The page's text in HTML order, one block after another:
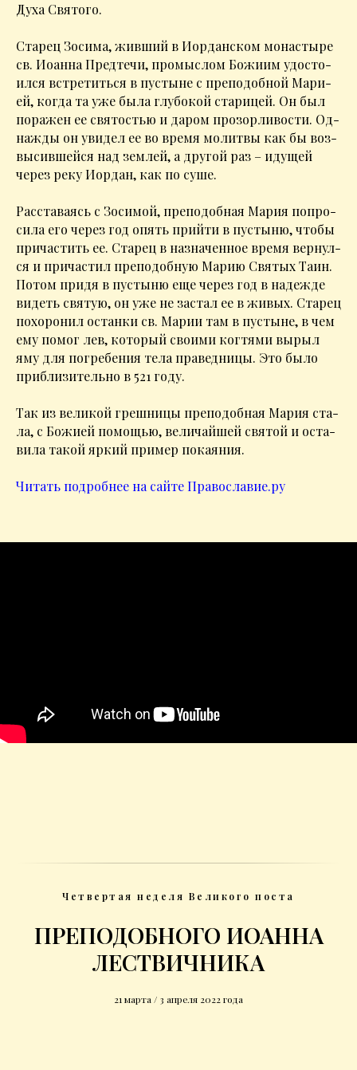
Ду­ха Свя­то­го.
Ста­рец Зо­си­ма, жив­ший в Иор­дан­ском мо­на­сты­ре
св. Иоан­на Пред­те­чи, про­мыс­лом Бо­жи­им удо­сто­
ил­ся встре­тить­ся в пу­стыне с пре­по­доб­ной Ма­ри­
ей, ко­гда та уже бы­ла глу­бо­кой ста­ри­цей. Он был
по­ра­жен ее свя­то­стью и да­ром про­зор­ли­во­сти. Од­
на­жды он уви­дел ее во вре­мя мо­лит­вы как бы воз­
вы­сив­шей­ся над зем­лей, а дру­гой раз – иду­щей
через ре­ку Иор­дан, как по су­ше.
Рас­ста­ва­ясь с Зо­си­мой, пре­по­доб­ная Ма­рия по­про­
си­ла его через год опять прий­ти в пу­сты­ню, чтобы
при­ча­стить ее. Ста­рец в на­зна­чен­ное вре­мя вер­нул­
ся и при­ча­стил пре­по­доб­ную Ма­рию Свя­тых Та­ин.
По­том при­дя в пу­сты­ню еще через год в на­деж­де
ви­деть свя­тую, он уже не за­стал ее в жи­вых. Ста­рец
по­хо­ро­нил остан­ки св. Ма­рии там в пу­стыне, в чем
ему по­мог лев, ко­то­рый сво­и­ми ког­тя­ми вы­рыл
яму для по­гре­бе­ния те­ла пра­вед­ни­цы. Это бы­ло
при­бли­зи­тель­но в 521 го­ду.
Так из ве­ли­кой греш­ни­цы пре­по­доб­ная Ма­рия ста­
ла, с Бо­жи­ей по­мо­щью, ве­ли­чай­шей свя­той и оста­
ви­ла та­кой яр­кий при­мер по­ка­я­ния.
Читать подробнее на сайте Православие.ру
Четвертая неделя Великого поста
ПРЕПОДОБНОГО ИОАННА
ЛЕСТВИЧНИКА
21 марта / 3 апреля 2022 года